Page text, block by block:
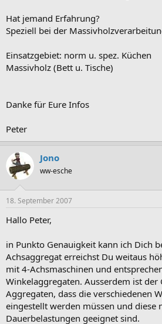
Hat jemand Erfahrung?
Speziell bei der
Einsatzgebiet: norm u. spez. Küchen
Massivholz (Bett u. Tische)
Danke für Eure Infos
Peter
Jono
ww-esche
18. September 2007
Hallo Peter,
in Punkto Genauigkeit kann ich Dich
Achsaggregat erreichst Du weitaus
mit 4-Achsmaschinen und
Winkelaggregaten. Ausserdem ist der
Aggregaten, dass die verschiedenen
eingestellt werden müssen und diese
Dauerbelastungen geeignet sind.